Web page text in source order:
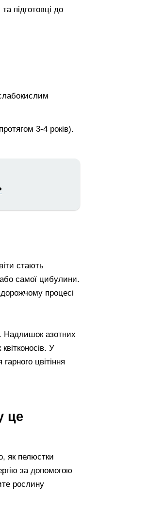
підготовці до
3-4 років).
стають
самої цибулини.
процесі
Надлишок азотних
У
цвітіння
це
як пелюстки
за допомогою
рослину